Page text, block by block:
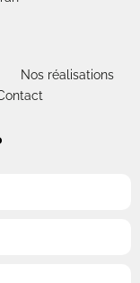
Nos réalisations